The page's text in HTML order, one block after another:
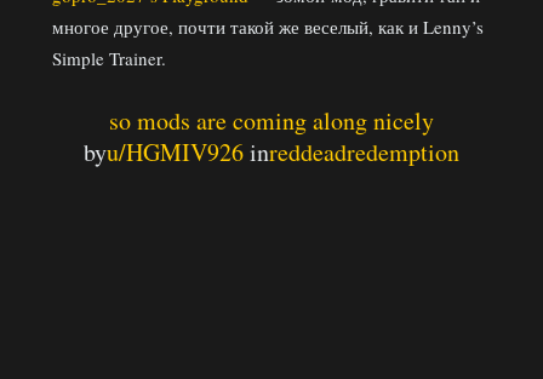
многое другое, почти такой же веселый, как и Lenny’s
Simple Trainer.
so mods are coming along nicely
byu/HGMIV926inreddeadredemption